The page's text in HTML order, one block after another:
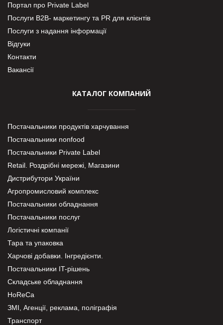
Портал про Private Label
Послуги В2В- маркетингу та PR для клієнтів
Послуги з надання інформації
Відгуки
Контакти
Вакансії
КАТАЛОГ КОМПАНИЙ
Постачальники продуктів харчування
Постачальники nonfood
Постачальники Private Label
Retail. Роздрібні мережі, Магазини
Дистрибутори України
Агропромисловий комплекс
Постачальники обладнання
Постачальники послуг
Логістичні компанії
Тара та упаковка
Харчові добавки. Інгредієнти.
Постачальники IT-рішень
Складське обладнання
HoReCa
ЗМІ, Агенції, реклама, поліграфія
Транспорт